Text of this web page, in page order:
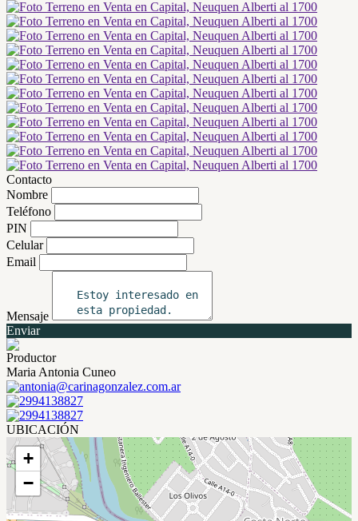
Contacto
Nombre
Teléfono
PIN
Celular
Email
Mensaje
Enviar
Productor
Maria Antonia Cuneo
antonia@carinagonzalez.com.ar
2994138827
2994138827
UBICACIÓN
+
−